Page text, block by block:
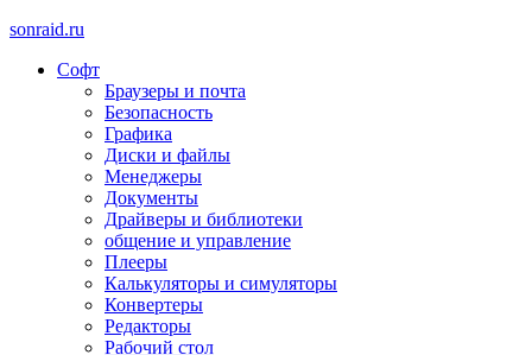
sonraid.ru
Скачивай программы, мини игры
Софт
Браузеры и почта
Безопасность
Графика
Диски и файлы
Менеджеры
Документы
Драйверы и библиотеки
общение и управление
Плееры
Калькуляторы и симуляторы
Конвертеры
Редакторы
Рабочий стол